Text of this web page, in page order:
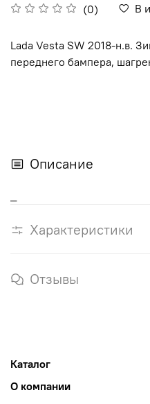
(0) В
Lada Vesta SW 2018-н.в.
переднего бампера,
Описание
Характеристики
Отзывы
Каталог
О компании